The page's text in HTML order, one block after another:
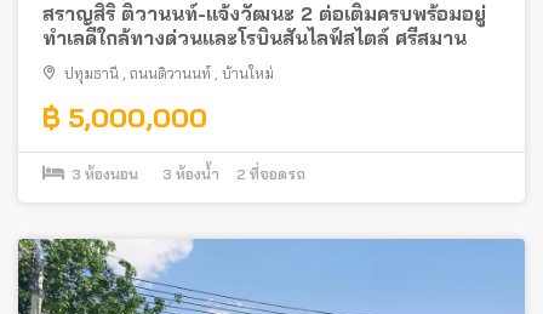
สราญสิริ ติวานนท์-แจ้งวัฒนะ 2 ต่อเติมครบพร้อมอยู่
ทำเลดีใกล้ทางด่วนและโรบินสันไลฟ์สไตล์ ศรีสมาน
ปทุมธานี , ถนนติวานนท์ , บ้านใหม่
฿ 5,000,000
3 ห้องนอน 3 ห้องน้ำ 2 ที่จอดรถ